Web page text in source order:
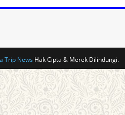
Trip News Hak Cipta & Merek Dilindungi.